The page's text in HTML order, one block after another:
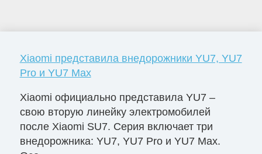
Xiaomi представила внедорожники YU7, YU7
Pro и YU7 Max
Xiaomi официально представила YU7 –
свою вторую линейку электромобилей
после Xiaomi SU7. Серия включает три
внедорожника: YU7, YU7 Pro и YU7 Max.